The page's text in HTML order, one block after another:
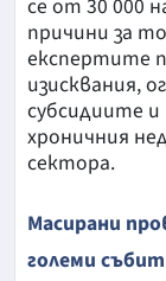
се от 30 000
причини за
експертите
изисквания,
субсидиите
хроничния
сектора.
Масирани
големи